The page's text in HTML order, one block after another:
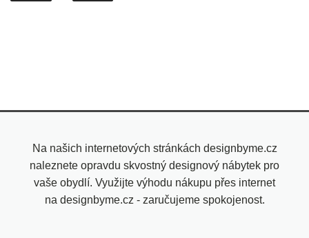
Na našich internetových stránkách designbyme.cz
naleznete opravdu skvostný designový nábytek pro
vaše obydlí. Využijte výhodu nákupu přes internet
na designbyme.cz - zaručujeme spokojenost.